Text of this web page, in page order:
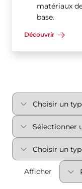
matériaux
base.
Découvrir
Afficher